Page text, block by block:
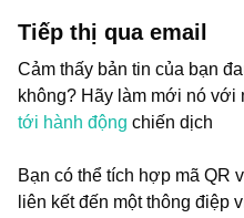
Tiếp thị qua email
Cảm thấy bản tin của bạn
không? Hãy làm mới nó với
tới hành động chiến dịch
Bạn có thể tích hợp mã QR
liên kết đến một thông điệp